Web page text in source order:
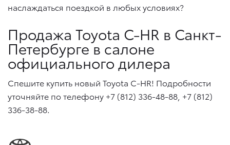
наслаждаться поездкой в любых условиях?
Продажа Toyota C-HR в Санкт-
Петербурге в салоне
официального дилера
Спешите купить новый Toyota C-HR! Подробности
уточняйте по телефону +7 (812) 336-48-88, +7 (812)
336-38-88.